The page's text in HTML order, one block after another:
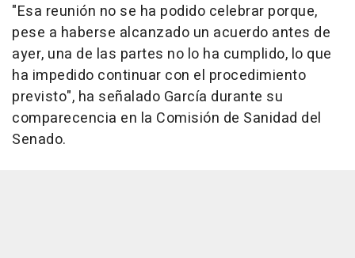
"Esa reunión no se ha podido celebrar porque,
pese a haberse alcanzado un acuerdo antes de
ayer, una de las partes no lo ha cumplido, lo que
ha impedido continuar con el procedimiento
previsto", ha señalado García durante su
comparecencia en la Comisión de Sanidad del
Senado.